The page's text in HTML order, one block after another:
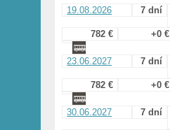
19.08.2026 7 dní
782 €
+0 €
23.06.2027 7 dní
782 €
+0 €
30.06.2027 7 dní